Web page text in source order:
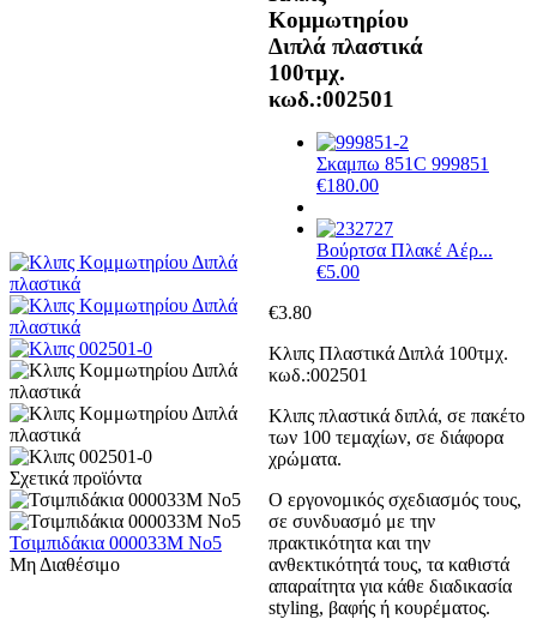
Κομμωτηρίου
Διπλά πλαστικά
100τμχ.
κωδ.:002501
Σκαμπω 851C 999851
€180.00
Βούρτσα Πλακέ Αέρ...
€5.00
€3.80
Κλιπς Πλαστικά Διπλά 100τμχ.
κωδ.:002501
Κλιπς πλαστικά διπλά, σε πακέτο
των 100 τεμαχίων, σε διάφορα
χρώματα.
Ο εργονομικός σχεδιασμός τους,
σε συνδυασμό με την
πρακτικότητα και την
ανθεκτικότητά τους, τα καθιστά
απαραίτητα για κάθε διαδικασία
styling, βαφής ή κουρέματος.
Σχετικά προϊόντα
Τσιμπιδάκια 000033Μ Νο5
Μη Διαθέσιμο